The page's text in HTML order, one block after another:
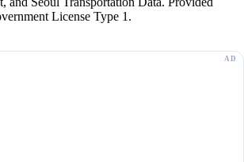
License Type 1.